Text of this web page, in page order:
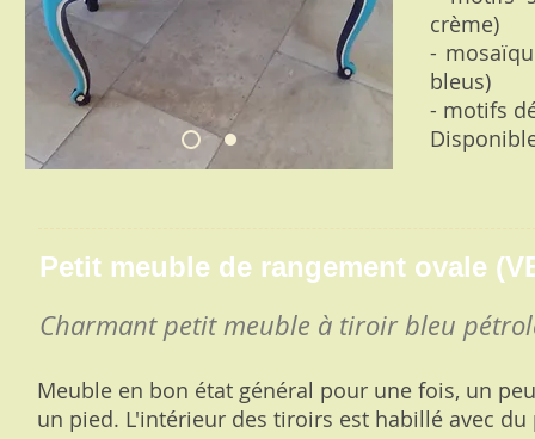
crème)
-
bleus)
- motifs
Charmant petit meuble à tiroir bleu
Meuble en bon état général pour une fois, un
un pied. L'intérieur des tiroirs est habillé avec
Petit meuble de rangement ovale